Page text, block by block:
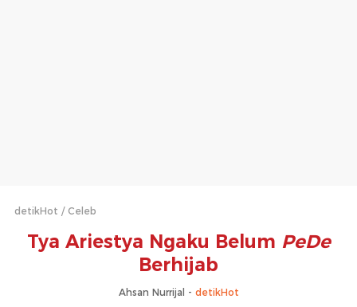
detikHot Celeb
Tya Ariestya Ngaku Belum PeDe
Berhijab
Ahsan Nurrijal - detikHot